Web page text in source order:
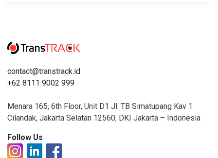
contact@transtrack.id
+62 8111 9002 999
Menara 165, 6th Floor, Unit D1 Jl. TB Simatupang Kav 1
Cilandak, Jakarta Selatan 12560, DKI Jakarta – Indonesia
Follow Us